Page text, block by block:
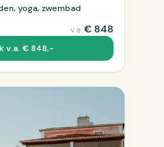
yoga, zwembad
v.a.€ 848
v.a. € 848,-